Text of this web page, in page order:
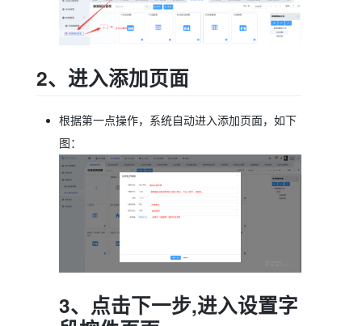
2、进入添加页面
根据第一点操作，系统自动进入添加页面，如下
图：
3、点击下一步,进入设置字